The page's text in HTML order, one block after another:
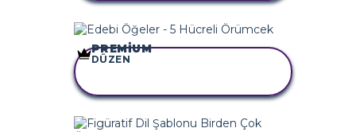
BU STORYBOARD'U
PREMIUM
DÜZEN